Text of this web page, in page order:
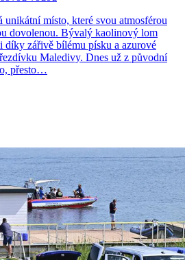
unikátní místo, které svou atmosférou
dovolenou. Bývalý kaolinový lom
díky zářivě bílému písku a azurové
Maledivy. Dnes už z původní
přesto…